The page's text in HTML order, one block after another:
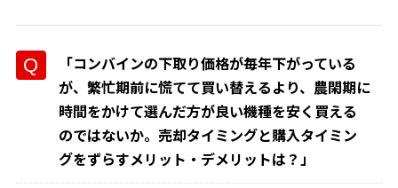
「コンバインの下取り価格が毎年下がっている
が、繁忙期前に慌てて買い替えるより、農閑期に
時間をかけて選んだ方が良い機種を安く買える
のではないか。売却タイミングと購入タイミン
グをずらすメリット・デメリットは？」